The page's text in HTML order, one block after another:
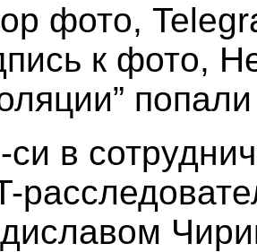
фото,
к фото,
в